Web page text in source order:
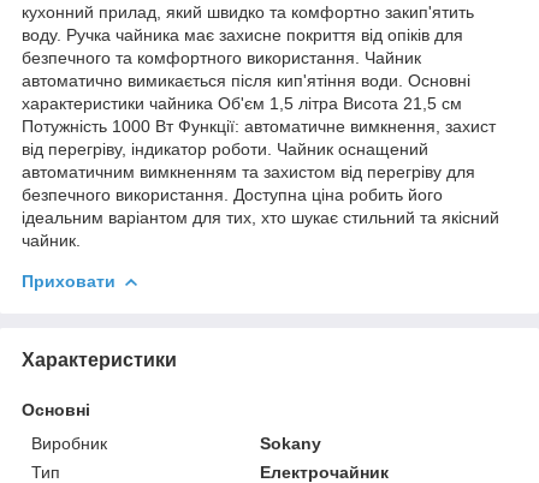
кухонний прилад, який швидко та комфортно закип'ятить
воду. Ручка чайника має захисне покриття від опіків для
безпечного та комфортного використання. Чайник
автоматично вимикається після кип'ятіння води. Основні
характеристики чайника Об'єм 1,5 літра Висота 21,5 см
Потужність 1000 Вт Функції: автоматичне вимкнення, захист
від перегріву, індикатор роботи. Чайник оснащений
автоматичним вимкненням та захистом від перегріву для
безпечного використання. Доступна ціна робить його
ідеальним варіантом для тих, хто шукає стильний та якісний
чайник.
Приховати
Характеристики
Основні
Виробник
Sokany
Тип
Електрочайник